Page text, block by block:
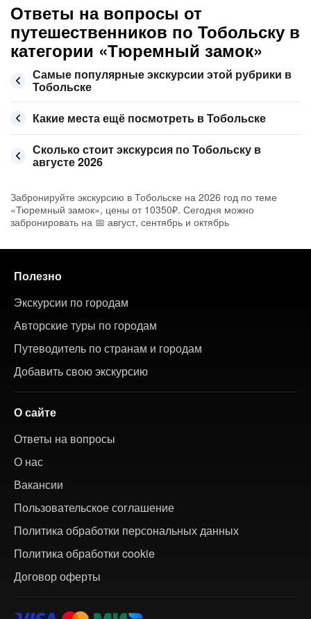
Ответы на вопросы от
путешественников по Тобольску в
категории «Тюремный замок»
Самые популярные экскурсии этой рубрики в
Тобольске
Какие места ещё посмотреть в Тобольске
Сколько стоит экскурсия по Тобольску в
августе 2026
Забронируйте экскурсию в Тобольске на 2026 год по теме
«Тюремный замок», цены от 10350₽. Сегодня можно
забронировать на 📅 август, сентябрь и октябрь
Полезно
Экскурсии по городам
Авторские туры по городам
Путеводитель по странам и городам
Добавить свою экскурсию
О сайте
Ответы на вопросы
О нас
Вакансии
Пользовательское соглашение
Политика обработки персональных данных
Политика обработки cookie
Договор оферты